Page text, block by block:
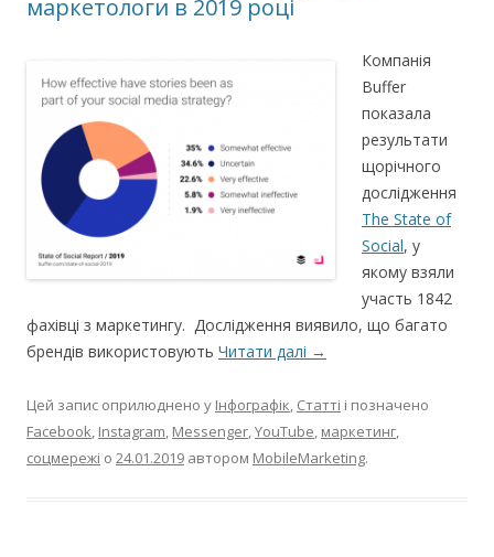
маркетологи в 2019 році
Компанія
Buffer
показала
результати
щорічного
дослідження
The State of
Social, у
якому взяли
участь 1842
фахівці з маркетингу. Дослідження виявило, що багато
брендів використовують Читати далі →
Цей запис оприлюднено у Інфографік, Статті і позначено
Facebook, Instagram, Messenger,YouTube, маркетинг,
соцмережі о 24.01.2019 автором MobileMarketing.